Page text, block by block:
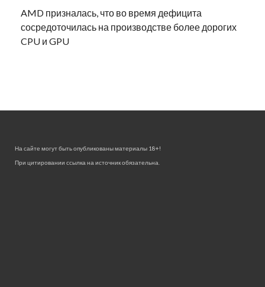
AMD призналась, что во время дефицита
сосредоточилась на производстве более дорогих
CPU и GPU
На сайте могут быть опубликованы материалы 18+!
При цитировании ссылка на источник обязательна.